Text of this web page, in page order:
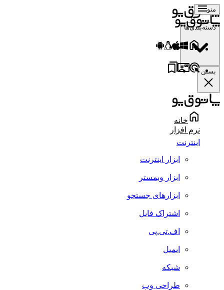
منو
دسته‌بندی‌ها
بستن
خانه
نرم افزار
اینترنت
ابزار اینترنت
ابزار وبمستر
ابزارهای جستجو
اشتراک فایل
اف.تی.پی
ایمیل
شبکه
طراحی وب